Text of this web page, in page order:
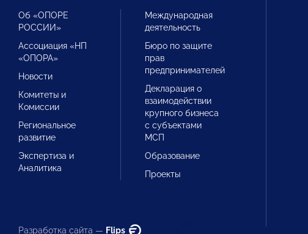
Об «ОПОРЕ
РОССИИ»
Ассоциация «НП
«ОПОРА»
Новости
Комитеты и
Комиссии
Региональное
развитие
Экспертиза и
Аналитика
Международная
деятельность
Бюро по защите
прав
предпринимателей
Декларация о
взаимодействии
крупного бизнеса
с субъектами
МСП
Образование
Проекты
Разработка сайта — Flips